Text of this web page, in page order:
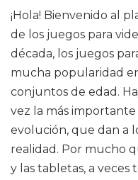
¡Hola! Bienvenido al
de los juegos para
década, los juegos
mucha popularidad
conjuntos de edad.
vez la más
evolución, que dan a
realidad. Por mucho
y las tabletas, a